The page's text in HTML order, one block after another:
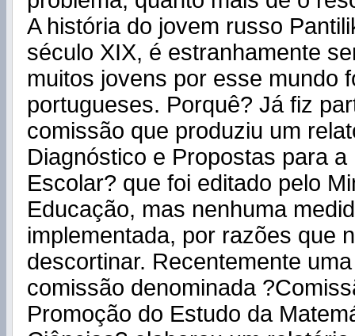
A história do jovem russo
século XIX, é estranhamente
muitos jovens por esse mundo
portugueses. Porquê? Já fiz
comissão que produziu um
Diagnóstico e Propostas para a
Escolar? que foi editado pelo
Educação, mas nenhuma
implementada, por razões que
descortinar. Recentemente
comissão denominada
Promoção do Estudo da